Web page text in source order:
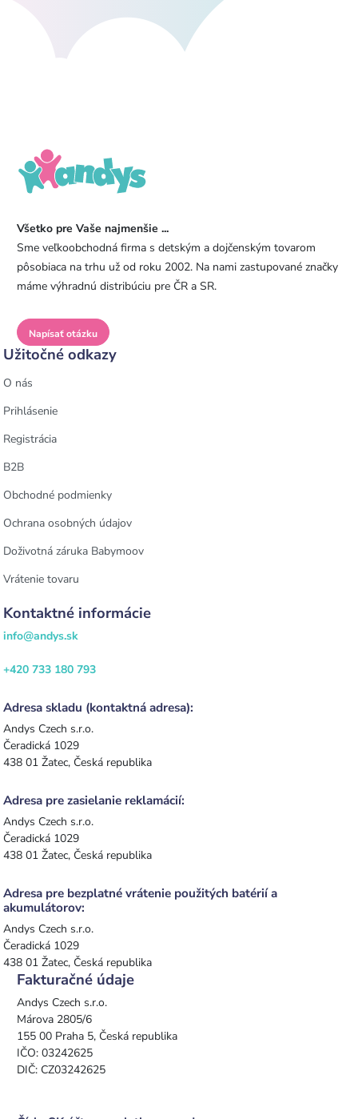
Všetko pre Vaše najmenšie ...
Sme veľkoobchodná firma s detským a dojčenským tovarom
pôsobiaca na trhu už od roku 2002. Na nami zastupované značky
máme výhradnú distribúciu pre ČR a SR.
Napísať otázku
Užitočné odkazy
O nás
Prihlásenie
Registrácia
B2B
Obchodné podmienky
Ochrana osobných údajov
Doživotná záruka Babymoov
Vrátenie tovaru
Kontaktné informácie
info@andys.sk
+420 733 180 793
Adresa skladu (kontaktná adresa):
Andys Czech s.r.o.
Čeradická 1029
438 01 Žatec, Česká republika
Adresa pre zasielanie reklamácií:
Andys Czech s.r.o.
Čeradická 1029
438 01 Žatec, Česká republika
Adresa pre bezplatné vrátenie použitých batérií a
akumulátorov:
Andys Czech s.r.o.
Čeradická 1029
438 01 Žatec, Česká republika
Fakturačné údaje
Andys Czech s.r.o.
Márova 2805/6
155 00 Praha 5, Česká republika
IČO: 03242625
DIČ: CZ03242625